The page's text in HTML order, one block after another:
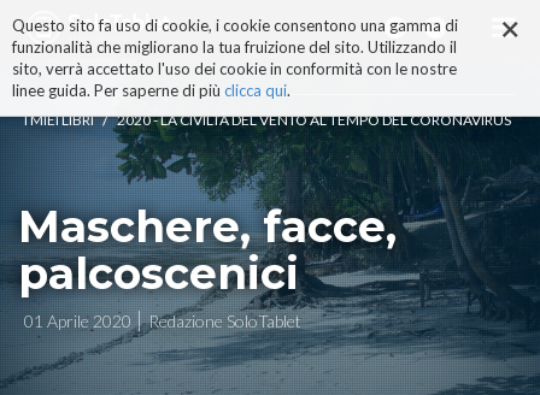
×
Questo sito fa uso di cookie, i cookie consentono una gamma di
funzionalità che migliorano la tua fruizione del sito. Utilizzando il
sito, verrà accettato l'uso dei cookie in conformità con le nostre
linee guida. Per saperne di più clicca qui.
ai
contenuti.
|
alla
navigazione
I MIEI LIBRI / 2020 - LA CIVILTÀ DEL VENTO AL TEMPO DEL CORONAVIRUS
Maschere, facce,
palcoscenici
01 Aprile 2020 Redazione SoloTablet